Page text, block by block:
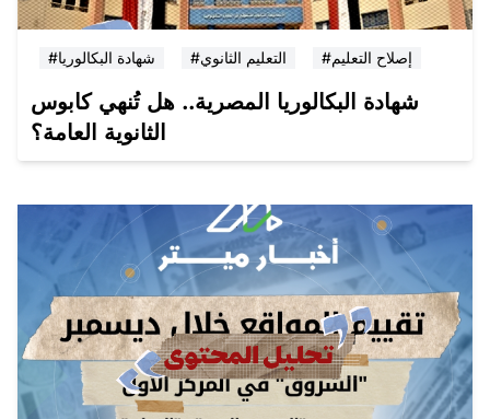
#شهادة البكالوريا #التعليم الثانوي #إصلاح التعليم
شهادة البكالوريا المصرية.. هل تُنهي كابوس
الثانوية العامة؟